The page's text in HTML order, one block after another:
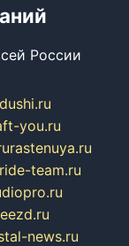
России
you.ru
rastenuya.ru
team.ru
news.ru